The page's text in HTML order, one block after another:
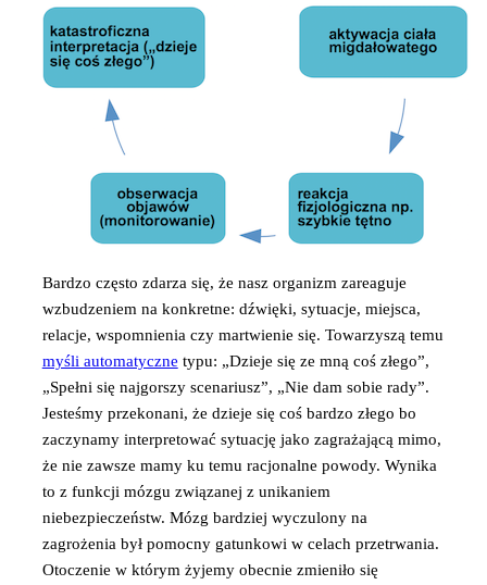
Bardzo często zdarza się, że nasz organizm zareaguje
wzbudzeniem na konkretne: dźwięki, sytuacje, miejsca,
relacje, wspomnienia czy martwienie się. Towarzyszą temu
myśli automatyczne typu: „Dzieje się ze mną coś złego”,
„Spełni się najgorszy scenariusz”, „Nie dam sobie rady”.
Jesteśmy przekonani, że dzieje się coś bardzo złego bo
zaczynamy interpretować sytuację jako zagrażającą mimo,
że nie zawsze mamy ku temu racjonalne powody. Wynika
to z funkcji mózgu związanej z unikaniem
niebezpieczeństw. Mózg bardziej wyczulony na
zagrożenia był pomocny gatunkowi w celach przetrwania.
Otoczenie w którym żyjemy obecnie zmieniło się